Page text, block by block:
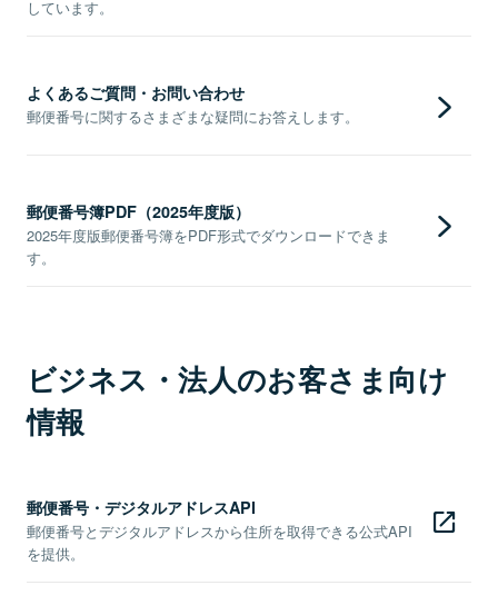
しています。
よくあるご質問・お問い合わせ
郵便番号に関するさまざまな疑問にお答えします。
郵便番号簿PDF（2025年度版）
2025年度版郵便番号簿をPDF形式でダウンロードできま
す。
ビジネス・法人のお客さま向け
情報
郵便番号・デジタルアドレスAPI
郵便番号とデジタルアドレスから住所を取得できる公式API
を提供。